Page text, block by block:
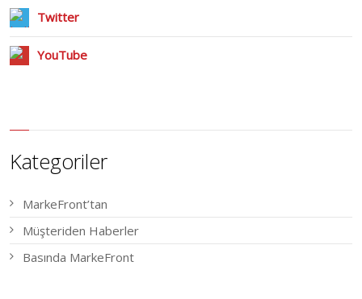
Twitter
YouTube
Kategoriler
MarkeFront’tan
Müşteriden Haberler
Basında MarkeFront